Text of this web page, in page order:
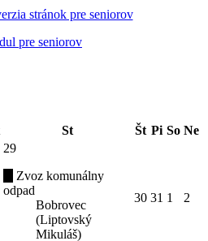
stránok pre seniorov
St Št Pi So Ne
29
Zvoz komunálny
odpad
Bobrovec
(Liptovský
Mikuláš)
30 31 1 2